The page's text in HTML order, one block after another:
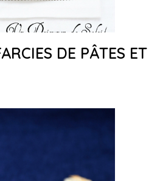
DE PÂTES ET